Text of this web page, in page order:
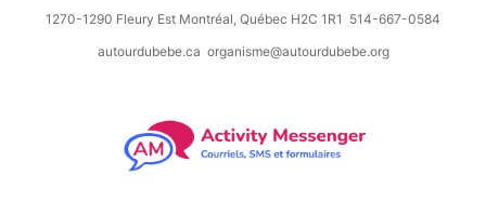
1270-1290 Fleury Est Montréal, Québec H2C 1R1 514-667-0584
autourdubebe.ca organisme@autourdubebe.org